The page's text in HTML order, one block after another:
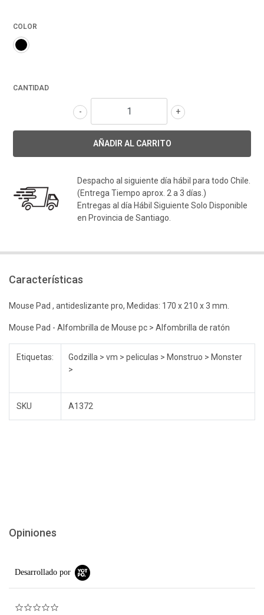
COLOR
CANTIDAD
+
-
Despacho al siguiente día hábil para todo Chile.
(Entrega Tiempo aprox. 2 a 3 días.)
Entregas al día Hábil Siguiente Solo Disponible
en Provincia de Santiago.
Características
Mouse Pad , antideslizante pro, Medidas: 170 x 210 x 3 mm.
Mouse Pad - Alfombrilla de Mouse pc > Alfombrilla de ratón
Etiquetas:
Godzilla > vm > peliculas > Monstruo > Monster
>
SKU A1372
Opiniones
Desarrollado por